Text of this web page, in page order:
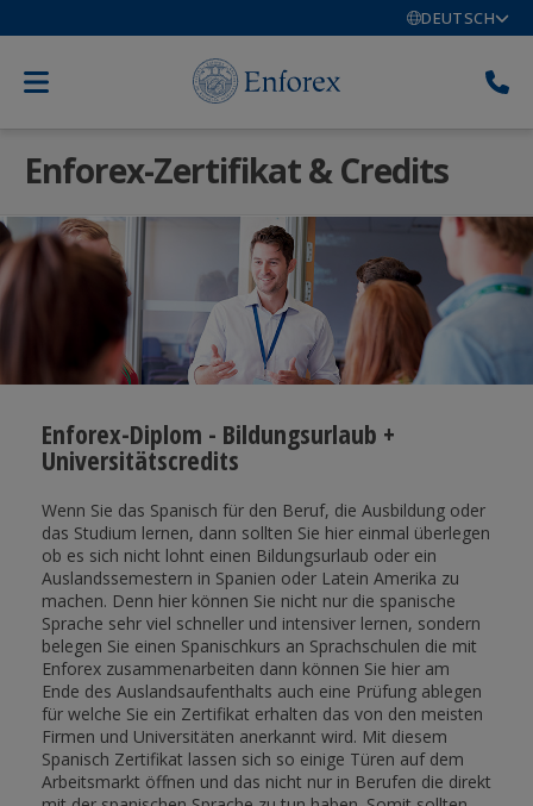
DEUTSCH
Enforex-Zertifikat & Credits
Enforex-Diplom - Bildungsurlaub +
Universitätscredits
Wenn Sie das Spanisch für den Beruf, die Ausbildung oder
das Studium lernen, dann sollten Sie hier einmal überlegen
ob es sich nicht lohnt einen Bildungsurlaub oder ein
Auslandssemestern in Spanien oder Latein Amerika zu
machen. Denn hier können Sie nicht nur die spanische
Sprache sehr viel schneller und intensiver lernen, sondern
belegen Sie einen Spanischkurs an Sprachschulen die mit
Enforex zusammenarbeiten dann können Sie hier am
Ende des Auslandsaufenthalts auch eine Prüfung ablegen
für welche Sie ein Zertifikat erhalten das von den meisten
Firmen und Universitäten anerkannt wird. Mit diesem
Spanisch Zertifikat lassen sich so einige Türen auf dem
Arbeitsmarkt öffnen und das nicht nur in Berufen die direkt